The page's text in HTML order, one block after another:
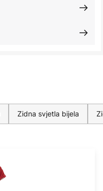
Zidna svjetla bijela